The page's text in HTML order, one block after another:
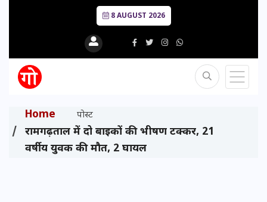
8 AUGUST 2026
Home पोस्ट
रामगढ़ताल में दो बाइकों की भीषण टक्कर, 21
वर्षीय युवक की मौत, 2 घायल